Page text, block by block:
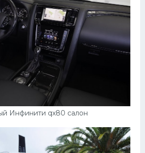
Инфинити qx80 салон